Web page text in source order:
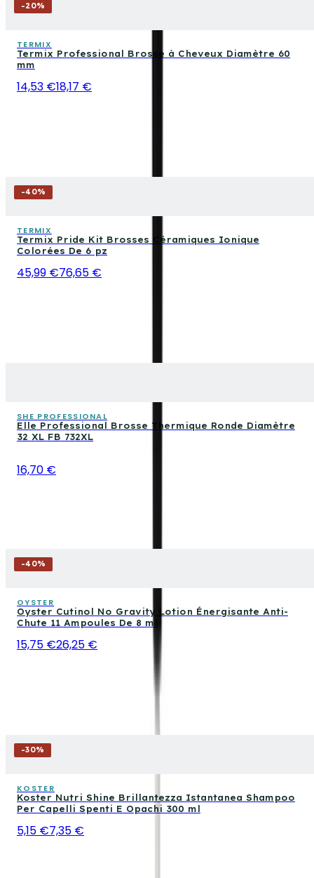
-20%
TERMIX
Termix Professional Brosse à Cheveux Diamètre 60
mm
14,53 €18,17 €
-40%
TERMIX
Termix Pride Kit Brosses Céramiques Ionique
Colorées De 6 pz
45,99 €76,65 €
SHE PROFESSIONAL
Elle Professional Brosse Thermique Ronde Diamètre
32 XL FB 732XL
16,70 €
-40%
OYSTER
Oyster Cutinol No Gravity Lotion Énergisante Anti-
Chute 11 Ampoules De 8 ml
15,75 €26,25 €
-30%
KOSTER
Koster Nutri Shine Brillantezza Istantanea Shampoo
Per Capelli Spenti E Opachi 300 ml
5,15 €7,35 €